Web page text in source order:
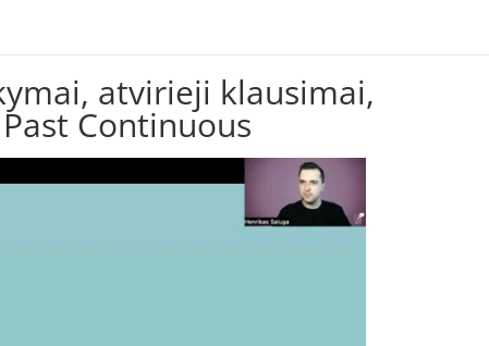
atvirieji klausimai,
Continuous